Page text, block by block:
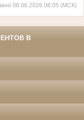
08.06.2026 08:05 (МСК)
В